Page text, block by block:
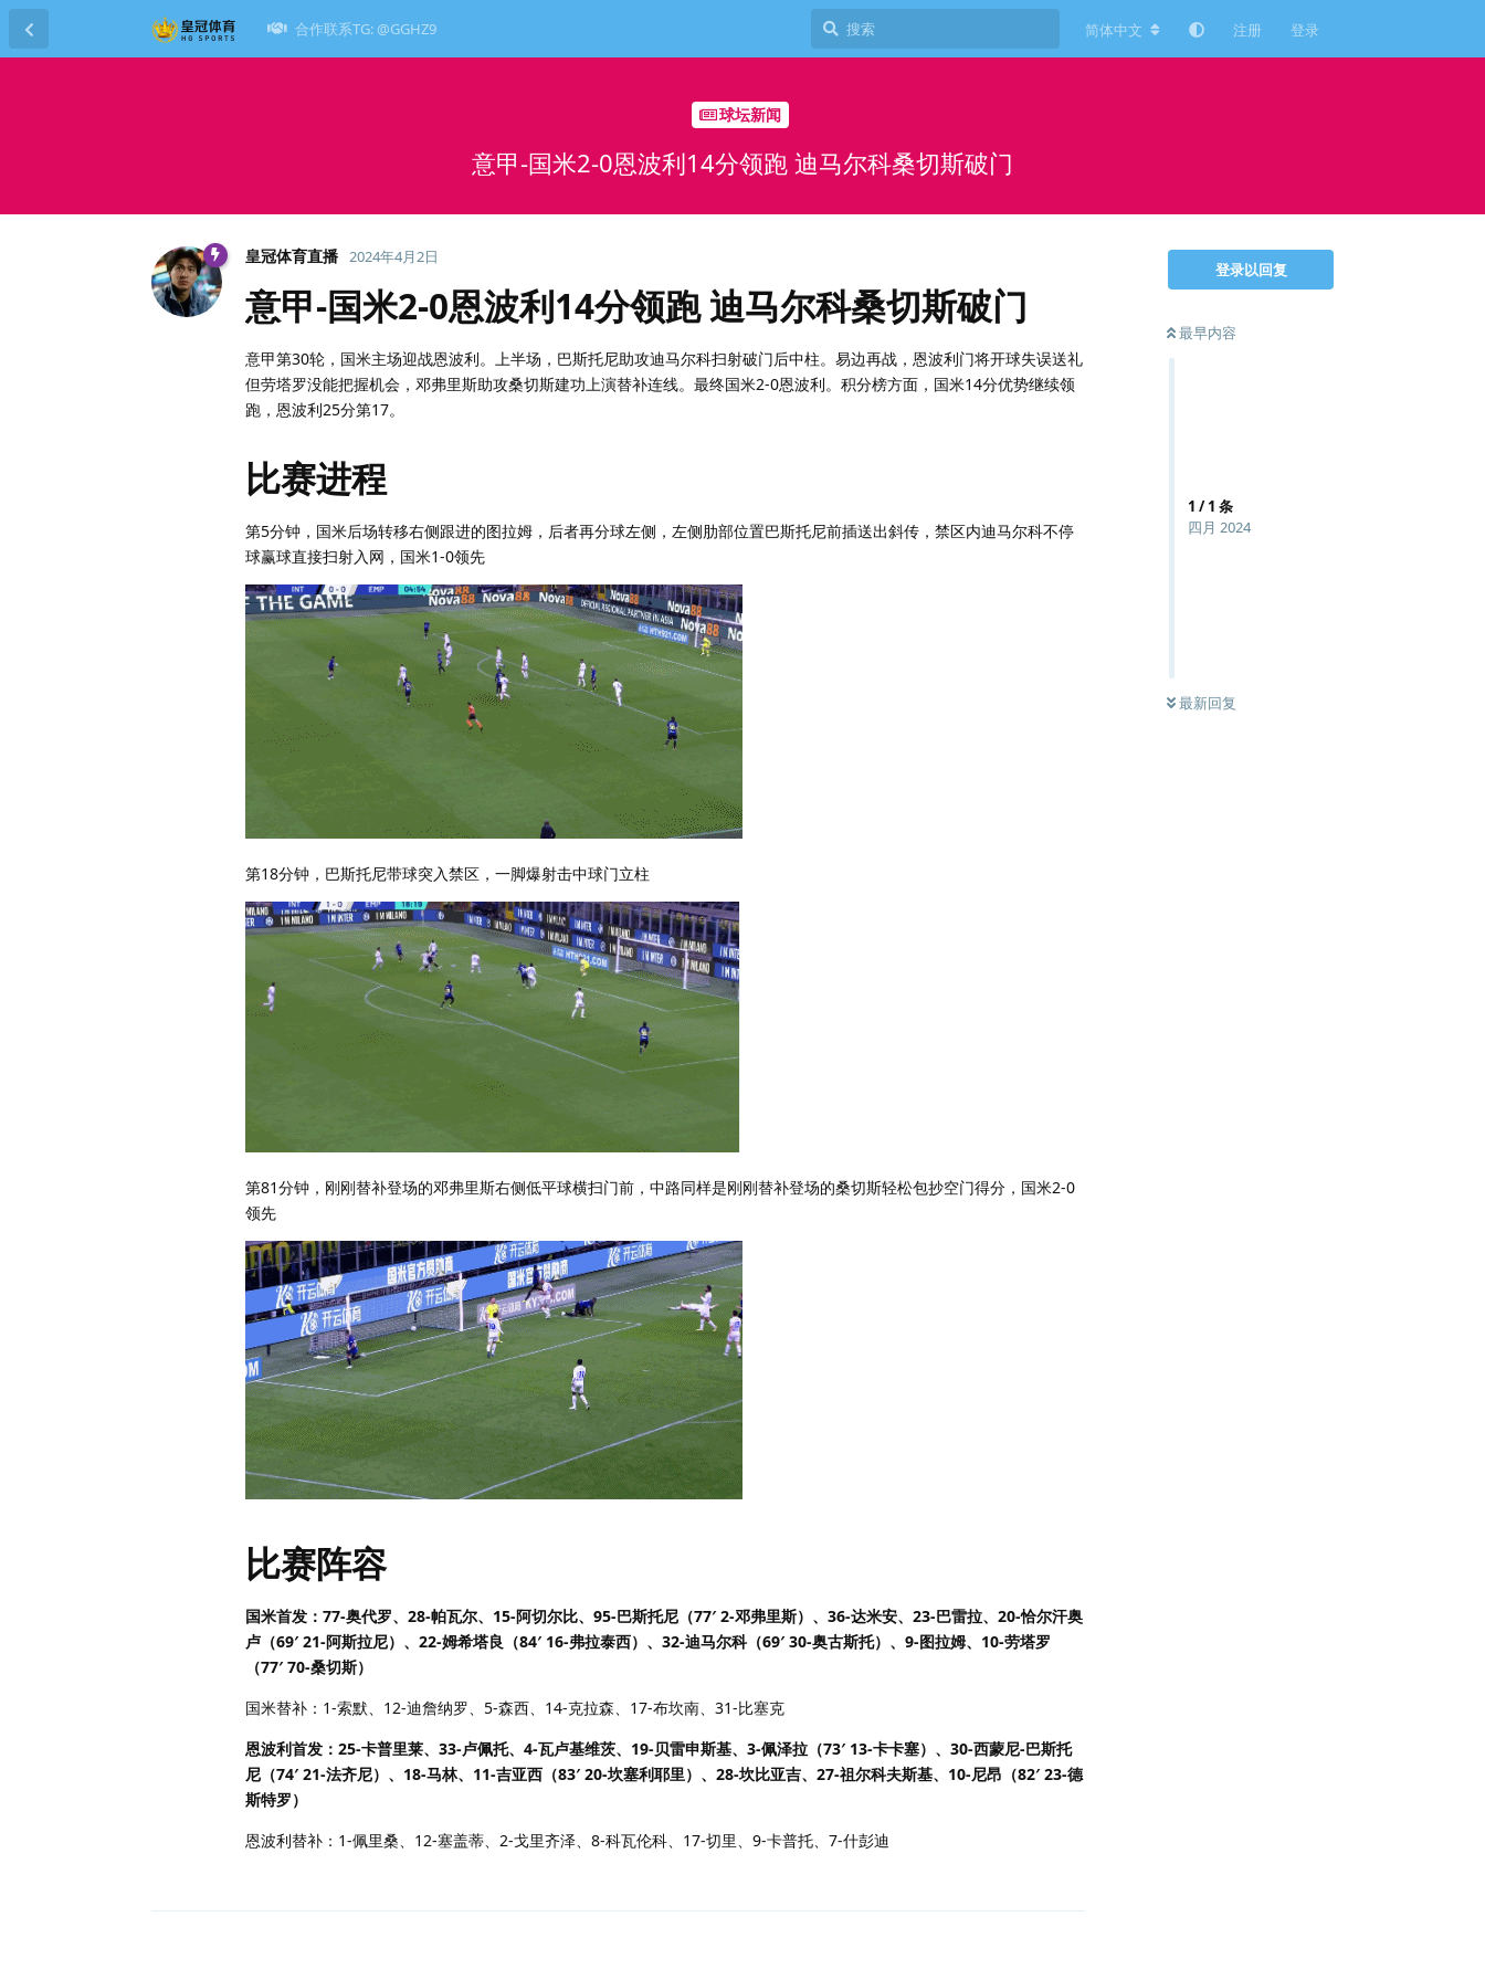
合作联系TG: @GGHZ9 简体中文 注册 登录
球坛新闻
意甲-国米2-0恩波利14分领跑 迪马尔科桑切斯破门
登录以回复
最早内容
1 /1 条
四月 2024
最新回复
皇冠体育直播 2024年4月2日
意甲-国米2-0恩波利14分领跑 迪马尔科桑切斯破门
意甲第30轮，国米主场迎战恩波利。上半场，巴斯托尼助攻迪马尔科扫射破门后中柱。易边再战，恩波利门将开球失误送礼
但劳塔罗没能把握机会，邓弗里斯助攻桑切斯建功上演替补连线。最终国米2-0恩波利。积分榜方面，国米14分优势继续领
跑，恩波利25分第17。
比赛进程
第5分钟，国米后场转移右侧跟进的图拉姆，后者再分球左侧，左侧肋部位置巴斯托尼前插送出斜传，禁区内迪马尔科不停
球赢球直接扫射入网，国米1-0领先
第18分钟，巴斯托尼带球突入禁区，一脚爆射击中球门立柱
第81分钟，刚刚替补登场的邓弗里斯右侧低平球横扫门前，中路同样是刚刚替补登场的桑切斯轻松包抄空门得分，国米2-0
领先
比赛阵容
国米首发：77-奥代罗、28-帕瓦尔、15-阿切尔比、95-巴斯托尼（77′ 2-邓弗里斯）、36-达米安、23-巴雷拉、20-恰尔汗奥
卢（69′ 21-阿斯拉尼）、22-姆希塔良（84′ 16-弗拉泰西）、32-迪马尔科（69′ 30-奥古斯托）、9-图拉姆、10-劳塔罗
（77′ 70-桑切斯）
国米替补：1-索默、12-迪詹纳罗、5-森西、14-克拉森、17-布坎南、31-比塞克
恩波利首发：25-卡普里莱、33-卢佩托、4-瓦卢基维茨、19-贝雷申斯基、3-佩泽拉（73′ 13-卡卡塞）、30-西蒙尼-巴斯托
尼（74′ 21-法齐尼）、18-马林、11-吉亚西（83′ 20-坎塞利耶里）、28-坎比亚吉、27-祖尔科夫斯基、10-尼昂（82′ 23-德
斯特罗）
恩波利替补：1-佩里桑、12-塞盖蒂、2-戈里齐泽、8-科瓦伦科、17-切里、9-卡普托、7-什彭迪